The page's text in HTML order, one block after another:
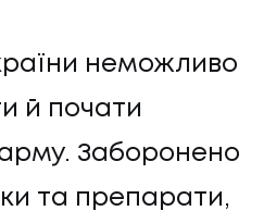
неможливо
й почати
Заборонено
та препарати,